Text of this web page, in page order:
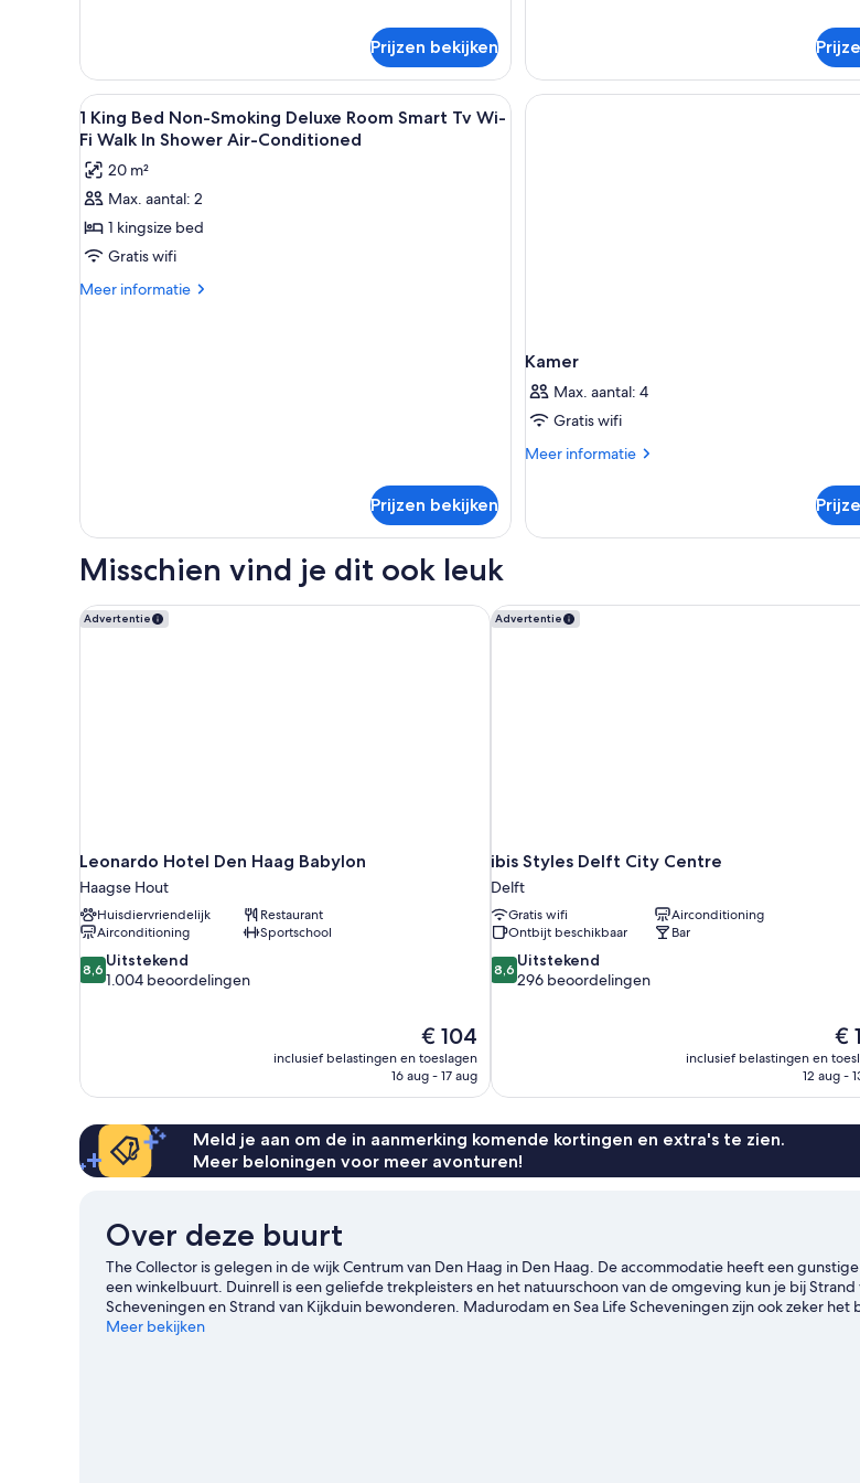
Prijzen bekijken
Alle
foto's
voor
1
King
Bed
Non-
Smoking
Air-
Conditioned
laden
Een hotelkamer met een bed, nachtkastje, lamp en een grote spiegel.
5
1 King Bed Non-Smoking Deluxe Room Smart Tv Wi-
Fi Walk In Shower Air-Conditioned
20 m²
Max. aantal: 2
1 kingsize bed
Gratis wifi
Meer informatie
Meer
Wi-
Walk
In
Shower
Air-
Prijzen bekijken
Kamer
Max. aantal: 4
Gratis wifi
Meer informatie
Meer
Misschien vind je dit ook leuk
Advertentie
Leonardo Hotel Den Haag Babylon
Haagse Hout
Huisdiervriendelijk
Restaurant
Airconditioning
Sportschool
8.6
van
8,6 Uitstekend
1.004 beoordelingen
De
prijs
is
€ 104
inclusief belastingen en toeslagen
16 aug - 17 aug
Leonardo Hotel Den Haag Babylon Advertentie
ibis Styles Delft City Centre
Delft
Gratis wifi
Airconditioning
Ontbijt beschikbaar
Bar
8.6
van
8,6 Uitstekend
296 beoordelingen
De
is
€
inclusief belastingen en
12 aug -
ibis Styles Delft City Centre
Meld je aan om de in aanmerking komende kortingen en extra's te zien.
Meer beloningen voor meer avonturen!
Over deze buurt
The Collector is gelegen in de wijk Centrum van Den Haag in Den Haag. De accommodatie heeft een
een winkelbuurt. Duinrell is een geliefde trekpleisters en het natuurschoon van de omgeving kun je bij Strand
Scheveningen en Strand van Kijkduin bewonderen. Madurodam en Sea Life Scheveningen zijn ook zeker het
waard.Bekijk onze reisgids voor Den Haag
Meer bekijken